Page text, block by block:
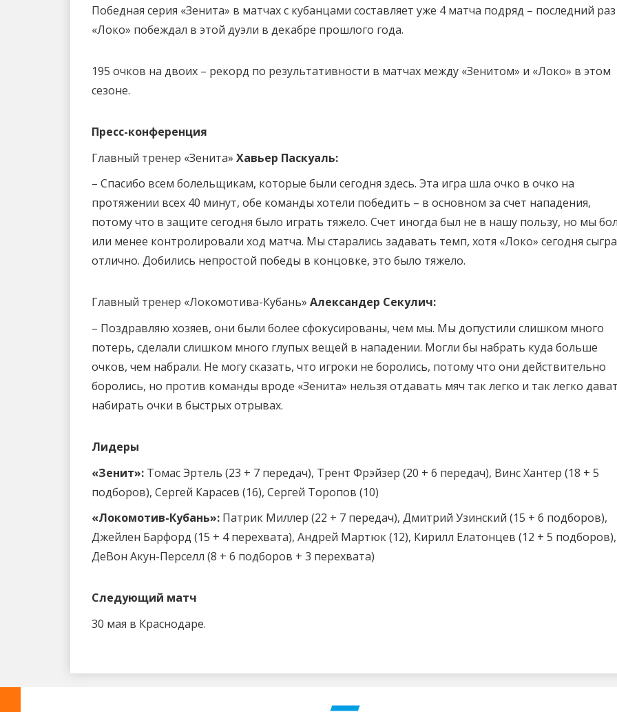
Победная серия «Зенита» в матчах с кубанцами составляет уже 4 матча подряд – последний раз
«Локо» побеждал в этой дуэли в декабре прошлого года.
195 очков на двоих – рекорд по результативности в матчах между «Зенитом» и «Локо» в этом
сезоне.
Пресс-конференция
Главный тренер «Зенита» Хавьер Паскуаль:
– Спасибо всем болельщикам, которые были сегодня здесь. Эта игра шла очко в очко на
протяжении всех 40 минут, обе команды хотели победить – в основном за счет нападения,
потому что в защите сегодня было играть тяжело. Счет иногда был не в нашу пользу, но мы
или менее контролировали ход матча. Мы старались задавать темп, хотя «Локо» сегодня
отлично. Добились непростой победы в концовке, это было тяжело.
Главный тренер «Локомотива-Кубань» Александер Секулич:
– Поздравляю хозяев, они были более сфокусированы, чем мы. Мы допустили слишком много
потерь, сделали слишком много глупых вещей в нападении. Могли бы набрать куда больше
очков, чем набрали. Не могу сказать, что игроки не боролись, потому что они действительно
боролись, но против команды вроде «Зенита» нельзя отдавать мяч так легко и так легко
набирать очки в быстрых отрывах.
Лидеры
«Зенит»: Томас Эртель (23 + 7 передач), Трент Фрэйзер (20 + 6 передач), Винс Хантер (18 + 5
подборов), Сергей Карасев (16), Сергей Торопов (10)
«Локомотив-Кубань»: Патрик Миллер (22 + 7 передач), Дмитрий Узинский (15 + 6 подборов),
Джейлен Барфорд (15 + 4 перехвата), Андрей Мартюк (12), Кирилл Елатонцев (12 + 5 подборов),
ДеВон Акун-Перселл (8 + 6 подборов + 3 перехвата)
Следующий матч
30 мая в Краснодаре.